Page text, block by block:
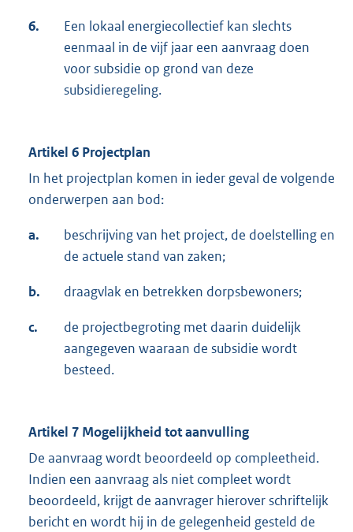
6.
Een lokaal energiecollectief kan slechts
eenmaal in de vijf jaar een aanvraag doen
voor subsidie op grond van deze
subsidieregeling.
Artikel 6 Projectplan
In het projectplan komen in ieder geval de volgende
onderwerpen aan bod:
a.
beschrijving van het project, de doelstelling en
de actuele stand van zaken;
b. draagvlak en betrekken dorpsbewoners;
c.
de projectbegroting met daarin duidelijk
aangegeven waaraan de subsidie wordt
besteed.
Artikel 7 Mogelijkheid tot aanvulling
De aanvraag wordt beoordeeld op compleetheid.
Indien een aanvraag als niet compleet wordt
beoordeeld, krijgt de aanvrager hierover schriftelijk
bericht en wordt hij in de gelegenheid gesteld de